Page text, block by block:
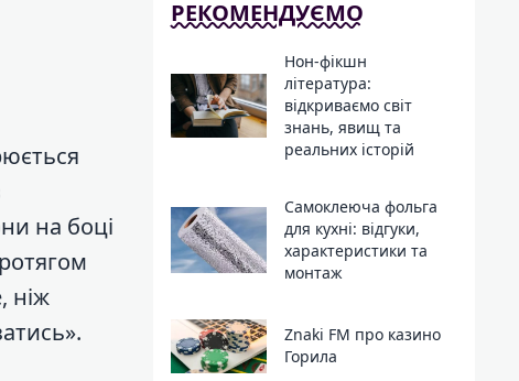
на боці
ніж
РЕКОМЕНДУЄМО
Нон-фікшн
література:
відкриваємо світ
знань, явищ та
реальних історій
Самоклеюча фольга
для кухні: відгуки,
характеристики та
монтаж
Znaki FM про казино
Горила